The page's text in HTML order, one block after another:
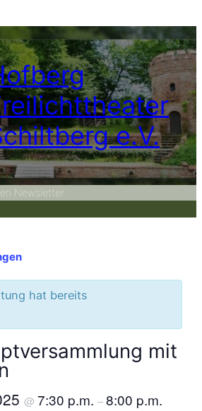
e.V.
Newsletter
hat bereits
mit
@ 7:30 p.m. –8:00 p.m.